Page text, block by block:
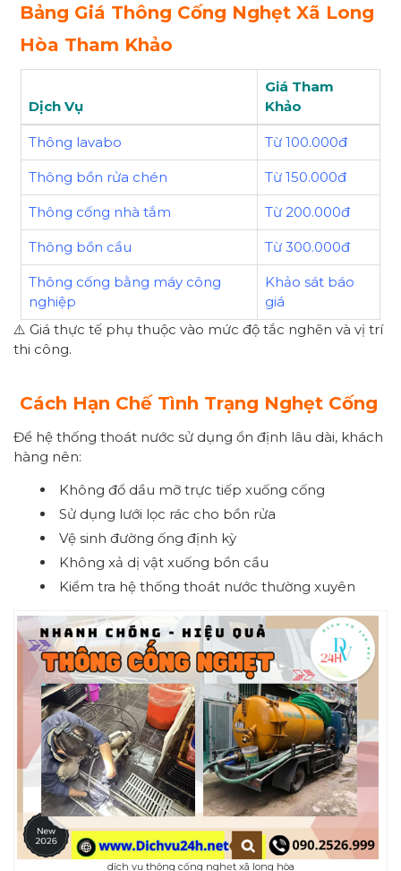
Bảng Giá Thông Cống Nghẹt Xã Long
Hòa Tham Khảo
Dịch Vụ
Giá Tham
Khảo
Thông lavabo Từ 100.000đ
Thông bồn rửa chén Từ 150.000đ
Thông cống nhà tắm Từ 200.000đ
Thông bồn cầu Từ 300.000đ
Thông cống bằng máy công
nghiệp
Khảo sát báo
giá
⚠️ Giá thực tế phụ thuộc vào mức độ tắc nghẽn và vị trí
thi công.
Cách Hạn Chế Tình Trạng Nghẹt Cống
Để hệ thống thoát nước sử dụng ổn định lâu dài, khách
hàng nên:
Không đổ dầu mỡ trực tiếp xuống cống
Sử dụng lưới lọc rác cho bồn rửa
Vệ sinh đường ống định kỳ
Không xả dị vật xuống bồn cầu
Kiểm tra hệ thống thoát nước thường xuyên
dịch vụ thông cống nghẹt xã long hòa